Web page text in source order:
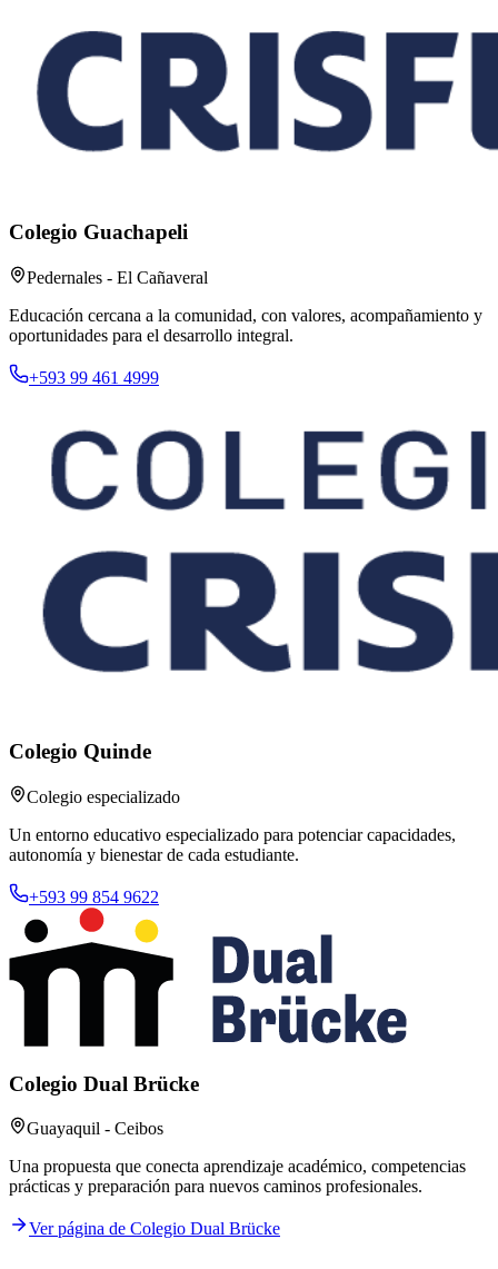
Colegio Guachapeli
Pedernales - El Cañaveral
Educación cercana a la comunidad, con valores, acompañamiento y
oportunidades para el desarrollo integral.
+593 99 461 4999
Colegio Quinde
Colegio especializado
Un entorno educativo especializado para potenciar capacidades,
autonomía y bienestar de cada estudiante.
+593 99 854 9622
Colegio Dual Brücke
Guayaquil - Ceibos
Una propuesta que conecta aprendizaje académico, competencias
prácticas y preparación para nuevos caminos profesionales.
Ver página de Colegio Dual Brücke